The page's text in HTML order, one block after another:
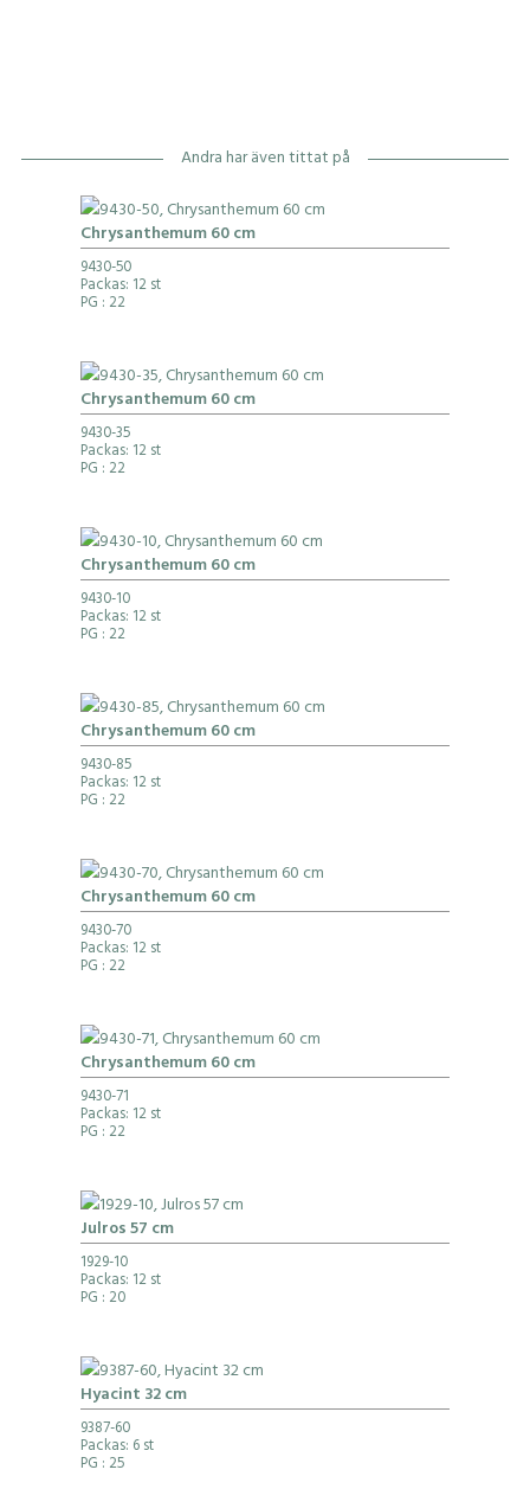
Andra har även tittat på
Chrysanthemum 60 cm
9430-50
Packas: 12 st
PG : 22
Chrysanthemum 60 cm
9430-35
Packas: 12 st
PG : 22
Chrysanthemum 60 cm
9430-10
Packas: 12 st
PG : 22
Chrysanthemum 60 cm
9430-85
Packas: 12 st
PG : 22
Chrysanthemum 60 cm
9430-70
Packas: 12 st
PG : 22
Chrysanthemum 60 cm
9430-71
Packas: 12 st
PG : 22
Julros 57 cm
1929-10
Packas: 12 st
PG : 20
Hyacint 32 cm
9387-60
Packas: 6 st
PG : 25